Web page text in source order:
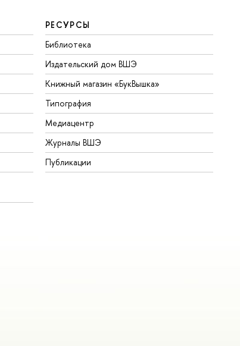
РЕСУРСЫ
Библиотека
Издательский дом ВШЭ
Книжный магазин «БукВышка»
Типография
Медиацентр
Журналы ВШЭ
Публикации